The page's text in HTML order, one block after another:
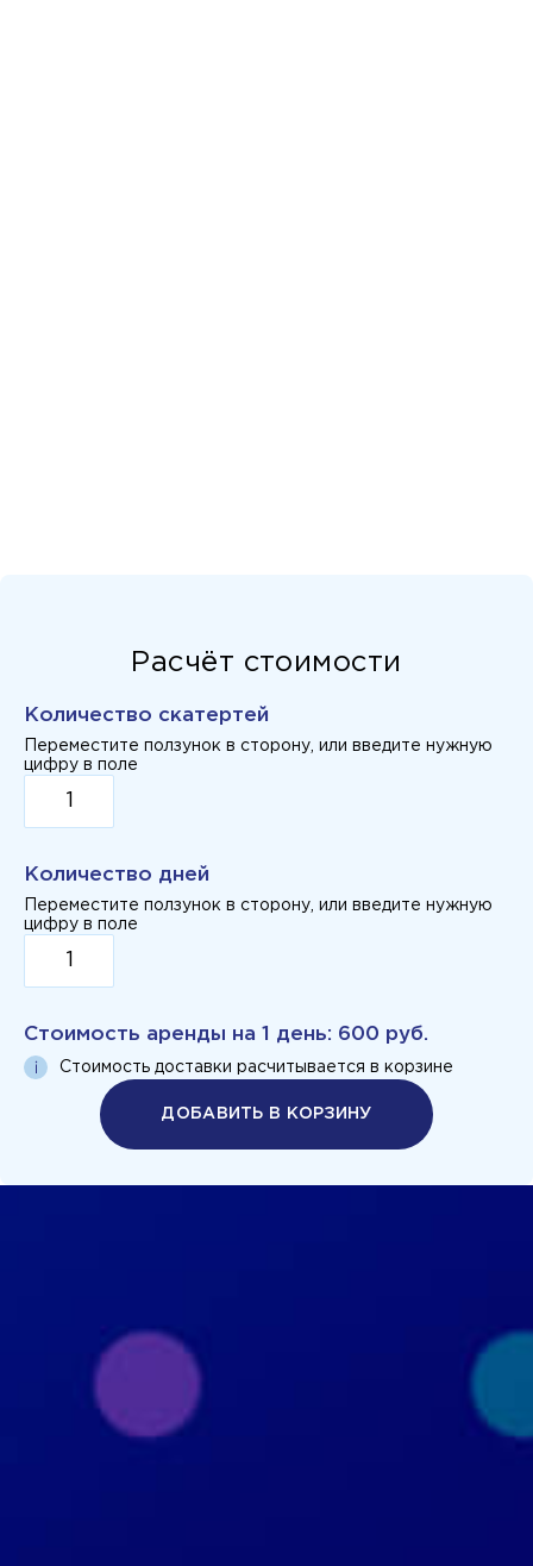
Расчёт стоимости
Количество скатертей
Переместите ползунок в сторону, или введите нужную
цифру в поле
Количество дней
Переместите ползунок в сторону, или введите нужную
цифру в поле
Стоимость аренды на 1 день: 600 руб.
Стоимость доставки расчитывается в корзине
ДОБАВИТЬ В КОРЗИНУ
Политика конфиденциальности
Пользовательское соглашение
+7 926 690 3130